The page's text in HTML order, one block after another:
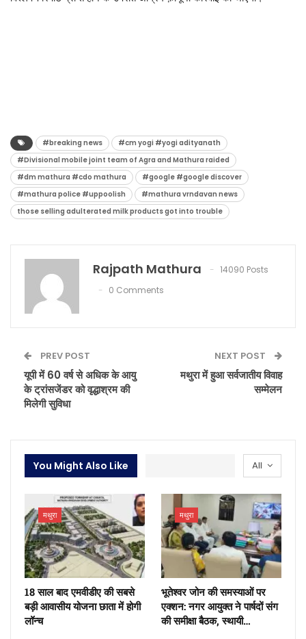
#breaking news
#cm yogi #yogi adityanath
#Divisional mobile joint team of Agra and Mathura raided
#dm mathura #cdo mathura
#google #google discover
#mathura police #uppoolish
#mathura vrndavan news
those selling adulterated milk products got into trouble
Rajpath Mathura
14090 Posts
0 Comments
PREV POST
यूपी में 60 वर्ष से अधिक के आयु
के ट्रांसजेंडर को वृद्धाश्रम की
मिलेगी सुविधा
NEXT POST
मथुरा में हुआ सर्वजातीय विवाह
सम्मेलन
All
You Might Also Like
मथुरा
18 साल बाद एमवीडीए की सबसे
बड़ी आवासीय योजना छाता में होगी
लॉन्च
मथुरा
भूतेश्वर जोन की समस्याओं पर
एक्शन: नगर आयुक्त ने पार्षदों संग
की समीक्षा बैठक, स्थायी…